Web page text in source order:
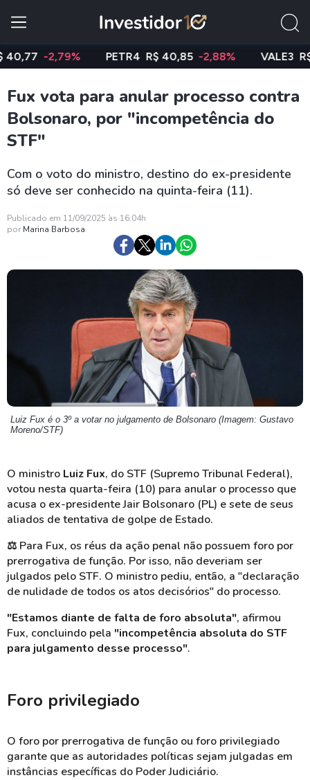
-2,79% PETR4 R$ 40,85 -2,88% VALE3 R$ 74,97
Fux vota para anular processo contra
Bolsonaro, por "incompetência do
STF"
Com o voto do ministro, destino do ex-presidente
só deve ser conhecido na quinta-feira (11).
Publicado em 11/09/2025 às 16:04h
por Marina Barbosa
Luiz Fux é o 3º a votar no julgamento de Bolsonaro (Imagem: Gustavo
Moreno/STF)
O ministro Luiz Fux, do STF (Supremo Tribunal Federal),
votou nesta quarta-feira (10) para anular o processo que
acusa o ex-presidente Jair Bolsonaro (PL) e sete de seus
aliados de tentativa de golpe de Estado.
⚖️ Para Fux, os réus da ação penal não possuem foro por
prerrogativa de função. Por isso, não deveriam ser
julgados pelo STF. O ministro pediu, então, a "declaração
de nulidade de todos os atos decisórios" do processo.
"Estamos diante de falta de foro absoluta", afirmou
Fux, concluindo pela "incompetência absoluta do STF
para julgamento desse processo".
Foro privilegiado
O foro por prerrogativa de função ou foro privilegiado
garante que as autoridades políticas sejam julgadas em
instâncias específicas do Poder Judiciário.